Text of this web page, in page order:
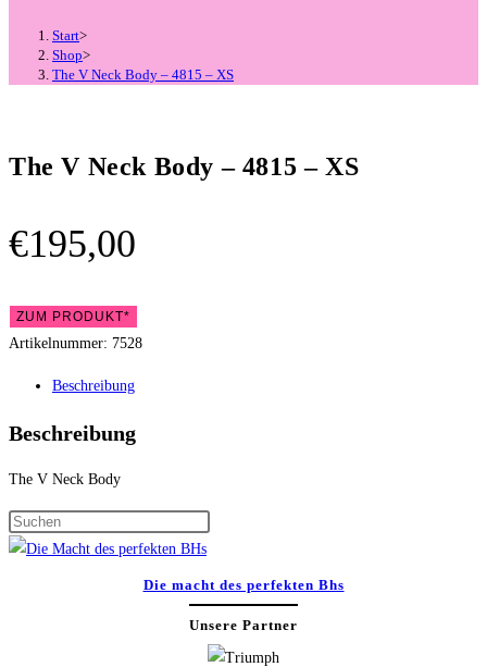
Start>
Shop>
The V Neck Body – 4815 – XS
The V Neck Body – 4815 – XS
€195,00
ZUM PRODUKT*
Artikelnummer: 7528
Beschreibung
Beschreibung
The V Neck Body
close
the
search
Die macht des perfekten Bhs
Unsere Partner